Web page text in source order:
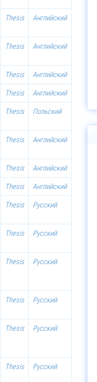
Thesis Английский
Thesis Английский
Thesis Английский
Thesis Английский
Thesis Польский
Thesis Английский
Thesis Английский
Thesis Английский
Thesis Русский
Thesis Русский
Thesis Русский
Thesis Русский
Thesis Русский
Thesis Русский